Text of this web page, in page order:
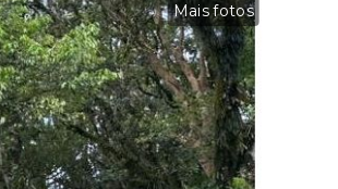
Mais fotos